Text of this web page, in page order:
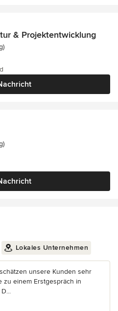
& Projektentwicklung
5 von 5 Sternen
5 von 5 Sternen
Lokales Unternehmen
unsere Kunden sehr
zu einem Erstgespräch in